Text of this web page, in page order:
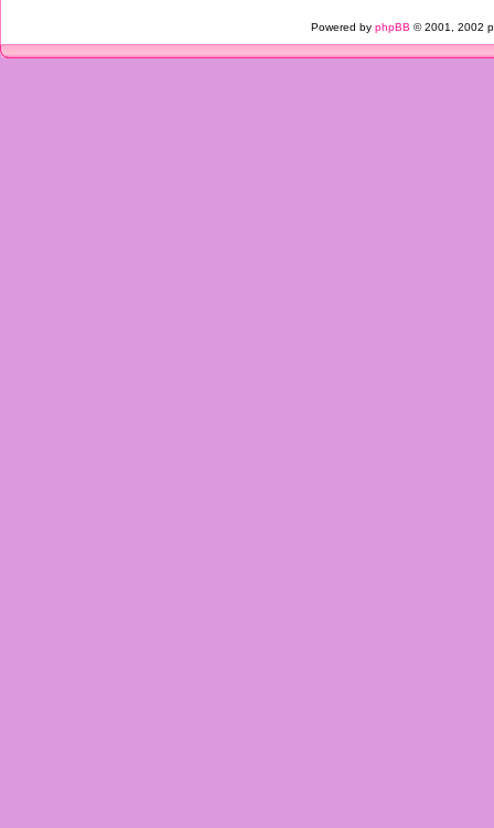
Powered by phpBB © 2001, 2002